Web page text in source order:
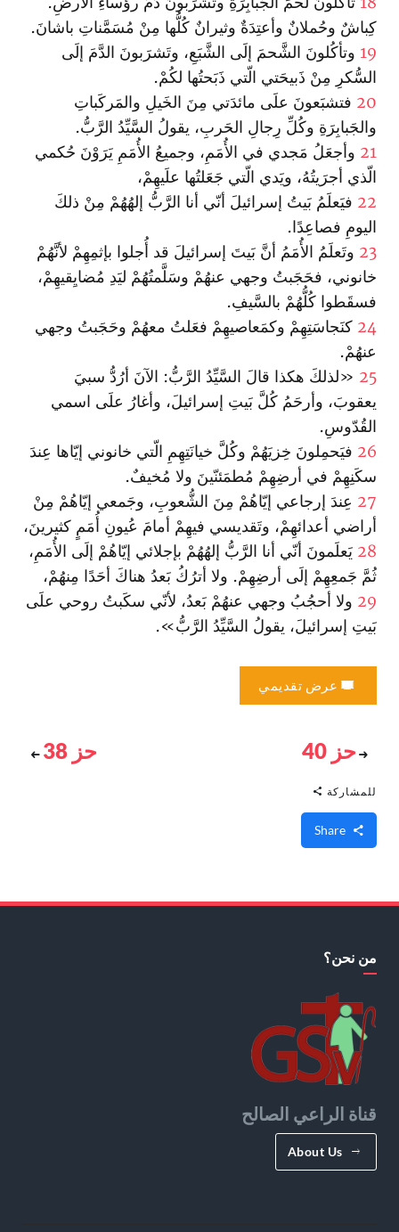
كِباشٌ وحُملانٌ وأعتِدَةٌ وثيرانٌ كُلُّها مِنْ مُسَمَّناتِ باشانَ.
19 وتأكُلونَ الشَّحمَ إلَى الشَّبَعِ، وتَشرَبونَ الدَّمَ إلَى
السُّكرِ مِنْ ذَبيحَتي الّتي ذَبَحتُها لكُمْ.
20 فتشبَعونَ علَى مائدَتي مِنَ الخَيلِ والمَركَباتِ
والجَبابِرَةِ وكُلِّ رِجالِ الحَربِ، يقولُ السَّيِّدُ الرَّبُّ.
21 وأجعَلُ مَجدي في الأُمَمِ، وجميعُ الأُمَمِ يَرَوْنَ حُكمي
الّذي أجرَيتُهُ، ويَدي الّتي جَعَلتُها علَيهِمْ،
22 فيَعلَمُ بَيتُ إسرائيلَ أنّي أنا الرَّبُّ إلهُهُمْ مِنْ ذلكَ
اليومِ فصاعِدًا.
23 وتَعلَمُ الأُمَمُ أنَّ بَيتَ إسرائيلَ قد أُجلوا بإثمِهِمْ لأنَّهُمْ
خانوني، فحَجَبتُ وجهي عنهُمْ وسَلَّمتُهُمْ ليَدِ مُضايِقيهِمْ،
فسقَطوا كُلُّهُمْ بالسَّيفِ.
24 كنَجاسَتِهِمْ وكمَعاصيهِمْ فعَلتُ معهُمْ وحَجَبتُ وجهي
عنهُمْ.
25 «لذلكَ هكذا قالَ السَّيِّدُ الرَّبُّ: الآنَ أرُدُّ سبيَ
يعقوبَ، وأرحَمُ كُلَّ بَيتِ إسرائيلَ، وأغارُ علَى اسمي
القُدّوسِ.
26 فيَحمِلونَ خِزيَهُمْ وكُلَّ خيانَتِهِمِ الّتي خانوني إيّاها عِندَ
سكَنِهِمْ في أرضِهِمْ مُطمَئنّينَ ولا مُخيفٌ.
27 عِندَ إرجاعي إيّاهُمْ مِنَ الشُّعوبِ، وجَمعي إيّاهُمْ مِنْ
أراضي أعدائهِمْ، وتَقديسي فيهِمْ أمامَ عُيونِ أُمَمٍ كثيرينَ،
28 يَعلَمونَ أنّي أنا الرَّبُّ إلهُهُمْ بإجلائي إيّاهُمْ إلَى الأُمَمِ،
ثُمَّ جَمعِهِمْ إلَى أرضِهِمْ. ولا أترُكُ بَعدُ هناكَ أحَدًا مِنهُمْ،
29 ولا أحجُبُ وجهي عنهُمْ بَعدُ، لأنّي سكَبتُ روحي علَى
بَيتِ إسرائيلَ، يقولُ السَّيِّدُ الرَّبُّ».
عرض تقديمي
حز 40 حز 38
للمشاركة
من نحن؟
قناة الراعي الصالح
About Us